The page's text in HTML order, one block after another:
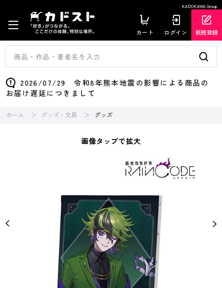
KADOKAWA Group
カート ログイン 新規登録
2026/07/29 令和8年熊本地震の影響による商品の
お届け遅延につきまして
ホーム グッズ・文具 グッズ
画像タップで拡大